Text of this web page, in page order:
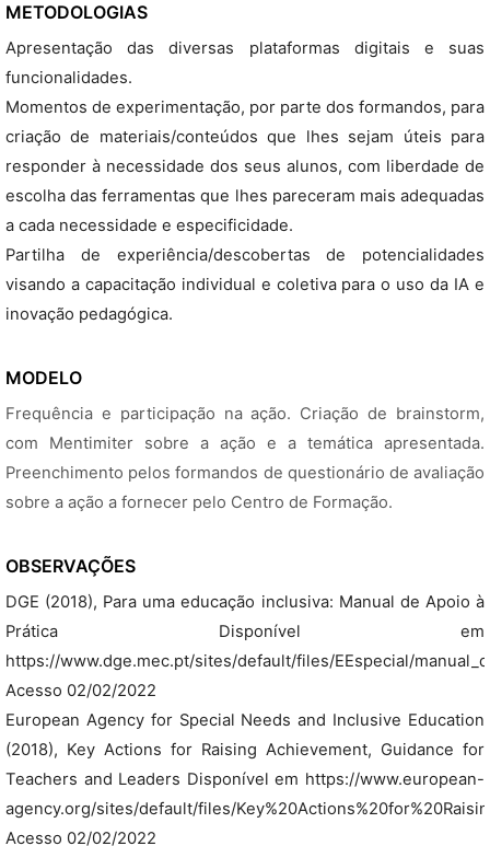
METODOLOGIAS
Apresentação das diversas plataformas digitais e suas
funcionalidades.
Momentos de experimentação, por parte dos formandos, para
criação de materiais/conteúdos que lhes sejam úteis para
responder à necessidade dos seus alunos, com liberdade de
escolha das ferramentas que lhes pareceram mais adequadas
a cada necessidade e especificidade.
Partilha de experiência/descobertas de potencialidades
visando a capacitação individual e coletiva para o uso da IA e
inovação pedagógica.
MODELO
Frequência e participação na ação. Criação de brainstorm,
com Mentimiter sobre a ação e a temática apresentada.
Preenchimento pelos formandos de questionário de avaliação
sobre a ação a fornecer pelo Centro de Formação.
OBSERVAÇÕES
DGE (2018), Para uma educação inclusiva: Manual de Apoio à
Prática Disponível em
https://www.dge.mec.pt/sites/default/files/EEspecial/
Acesso 02/02/2022
European Agency for Special Needs and Inclusive Education
(2018), Key Actions for Raising Achievement, Guidance for
Teachers and Leaders Disponível em https://www.european-
agency.org/sites/default/files/
Acesso 02/02/2022